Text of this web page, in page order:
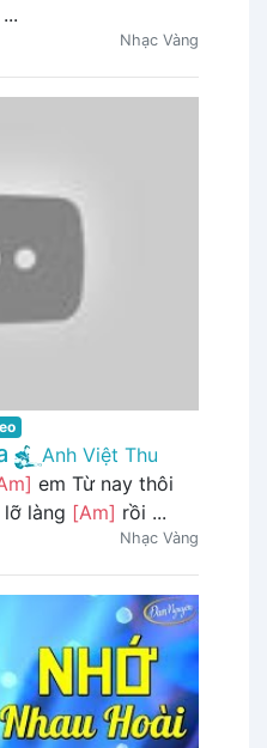
Nhạc Vàng
Anh Việt Thu
em Từ nay thôi
làng [Am] rồi ...
Nhạc Vàng